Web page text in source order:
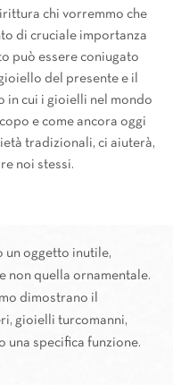
chi vorremmo che
di cruciale importanza
può essere coniugato
del presente e il
in cui i gioielli nel mondo
e come ancora oggi
tradizionali, ci aiuterà,
noi stessi.
un oggetto inutile,
non quella ornamentale.
dimostrano il
gioielli turcomanni,
una specifica funzione.